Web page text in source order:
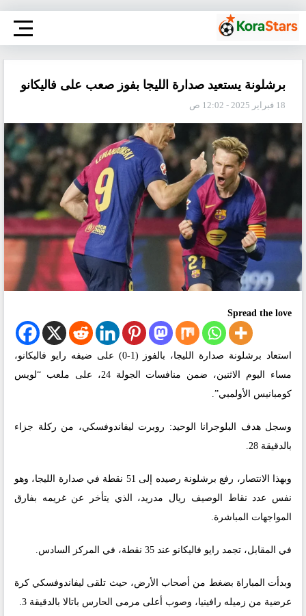
برشلونة يستعيد صدارة الليجا بفوز صعب على فاليكانو
18 فبراير 2025 - 12:02 ص
Spread the love
استعاد برشلونة صدارة الليجا، بالفوز (1-0) على ضيفه رايو فاليكانو،
مساء اليوم الاثنين، ضمن منافسات الجولة 24، على ملعب “لويس
كومبانيس الأولمبي”.
وسجل هدف البلوجرانا الوحيد: روبرت ليفاندوفسكي، من ركلة جزاء
بالدقيقة 28.
وبهذا الانتصار، رفع برشلونة رصيده إلى 51 نقطة في صدارة الليجا، وهو
نفس عدد نقاط الوصيف ريال مدريد، الذي يتأخر عن غريمه بفارق
المواجهات المباشرة.
في المقابل، تجمد رايو فاليكانو عند 35 نقطة، في المركز السادس.
وبدأت المباراة بضغط من أصحاب الأرض، حيث تلقى ليفاندوفسكي كرة
عرضية من زميله رافينيا، وصوب أعلى مرمى الحارس باتالا بالدقيقة 3.